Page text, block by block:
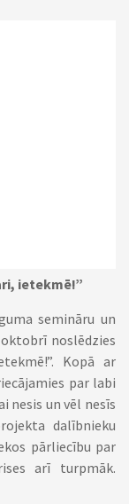
ietekmē!”
semināru un
noslēdzies
Kopā ar
par labi
nesis un vēl nesīs
dalībnieku
pārliecību par
arī turpmāk.